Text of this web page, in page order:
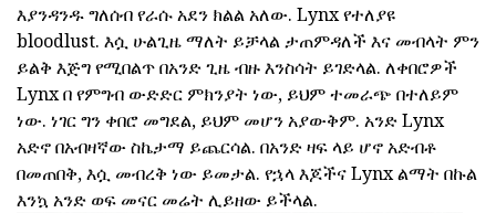
እያንዳንዱ ግለሰብ የራሱ አደን ክልል አለው. Lynx የተለያዩ
bloodlust. እሷ ሁልጊዜ ማለት ይቻላል ታጠምዳለች እና መብላት ምን
ይልቅ እጅግ የሚበልጥ በአንድ ጊዜ ብዙ እንስሳት ይገድላል. ለቀበሮዎች
Lynx በ የምግብ ውድድር ምክንያት ነው, ይህም ተመራጭ በተለይም
ነው. ነገር ግን ቀበሮ መግደል, ይህም መሆን አያውቅም. አንድ Lynx
አድኖ በአብዛኛው ስኬታማ ይጨርሳል. በአንድ ዛፍ ላይ ሆኖ አድብቶ
በመጠበቅ, እሷ መብረቅ ነው ይመታል. የኋላ እጆችና Lynx ልማት በኩል
እንኳ አንድ ወፍ መናር መሬት ሊይዘው ይችላል.